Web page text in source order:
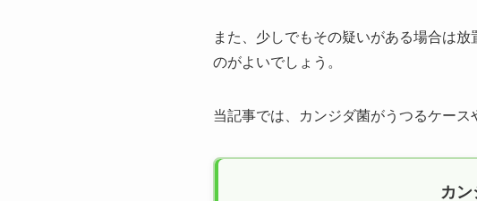
また、少しでもその疑いがある場合は
のがよいでしょう。
当記事では、カンジダ菌がうつるケース
カ